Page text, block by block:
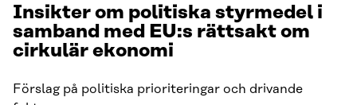
Insikter om politiska styrmedel i
samband med EU:s rättsakt om
cirkulär ekonomi
Förslag på politiska prioriteringar och drivande